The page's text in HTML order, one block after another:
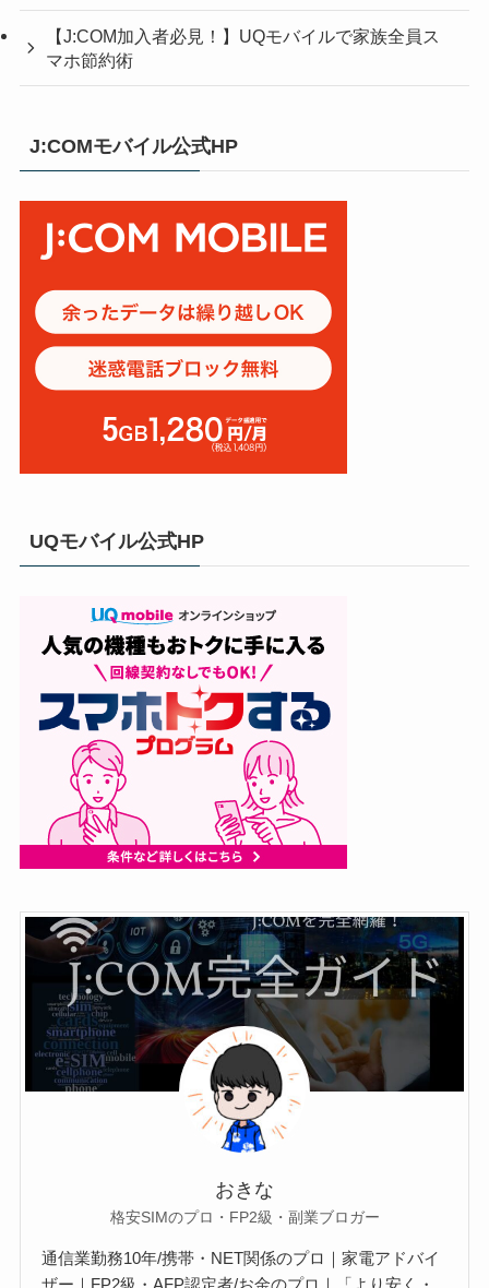
【J:COM加入者必見！】UQモバイルで家族全員ス
マホ節約術
J:COMモバイル公式HP
UQモバイル公式HP
おきな
格安SIMのプロ・FP2級・副業ブロガー
通信業勤務10年/携帯・NET関係のプロ｜家電アドバイ